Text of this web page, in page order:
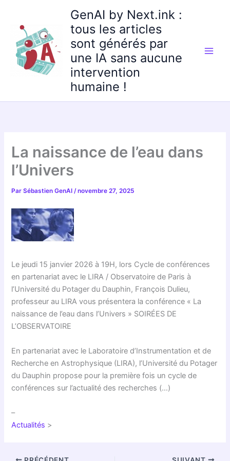
contenu
GenAI by Next.ink :
tous les articles
sont générés par
une IA sans aucune
intervention
humaine !
La naissance de l’eau dans
l’Univers
ParSébastien GenAI/novembre 27, 2025
Le jeudi 15 janvier 2026 à 19H, lors Cycle de conférences
en partenariat avec le LIRA / Observatoire de Paris à
l’Université du Potager du Dauphin, François Dulieu,
professeur au LIRA vous présentera la conférence « La
naissance de l’eau dans l’Univers » SOIRÉES DE
L’OBSERVATOIRE
En partenariat avec le Laboratoire d’Instrumentation et de
Recherche en Astrophysique (LIRA), l’Université du Potager
du Dauphin propose pour la première fois un cycle de
conférences sur l’actualité des recherches (…)
–
Actualités >